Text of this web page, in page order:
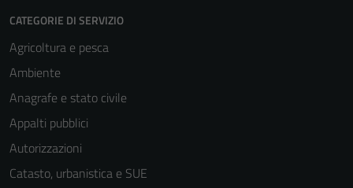
CATEGORIE DI SERVIZIO
Agricoltura e pesca
Ambiente
Anagrafe e stato civile
Appalti pubblici
Autorizzazioni
Catasto, urbanistica e SUE